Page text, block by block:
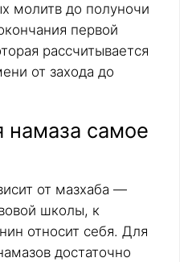
молитв до полуночи
первой
рассчитывается
от захода до
намаза самое
от мазхаба —
школы, к
относит себя. Для
достаточно